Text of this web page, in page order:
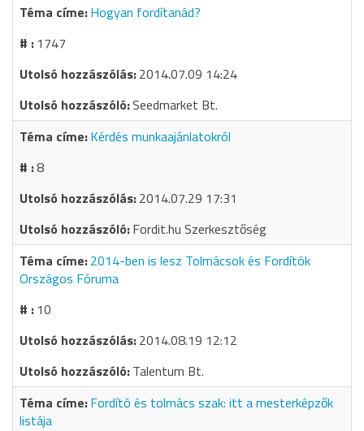
Hogyan fordítanád?
1747
2014.07.09 14:24
Seedmarket Bt.
Kérdés munkaajánlatokról
8
2014.07.29 17:31
Fordit.hu Szerkesztőség
2014-ben is lesz Tolmácsok és Fordítók
Országos Fóruma
10
2014.08.19 12:12
Talentum Bt.
Fordító és tolmács szak: itt a mesterképzők
listája